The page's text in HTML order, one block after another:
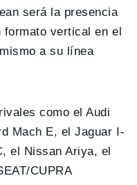
será la presencia
formato vertical en el
a su línea
como el Audi
Mach E, el Jaguar I-
el Nissan Ariya, el
CUPRA